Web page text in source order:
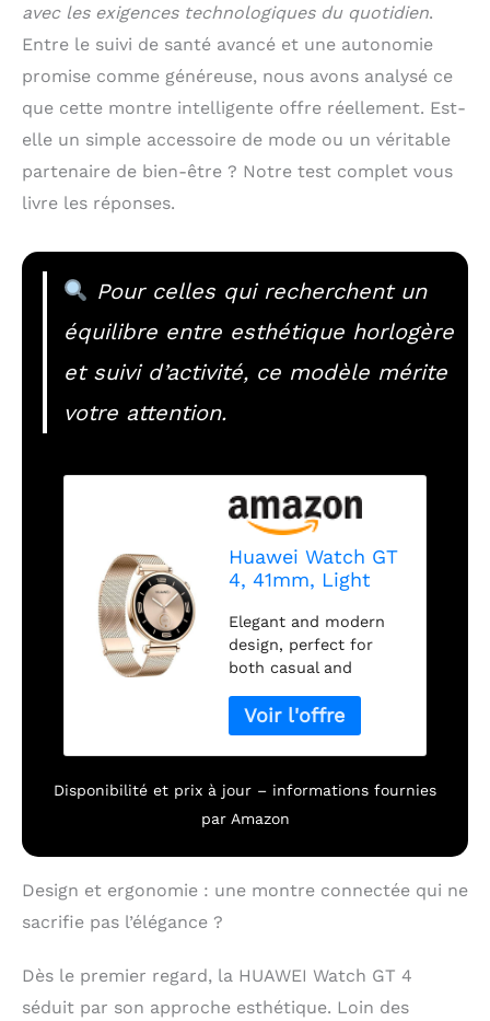
avec les exigences technologiques du quotidien.
Entre le suivi de santé avancé et une autonomie
promise comme généreuse, nous avons analysé ce
que cette montre intelligente offre réellement. Est-
elle un simple accessoire de mode ou un véritable
partenaire de bien-être ? Notre test complet vous
livre les réponses.
Pour celles qui recherchent un
équilibre entre esthétique horlogère
et suivi d’activité, ce modèle mérite
votre attention.
Huawei Watch GT
4, 41mm, Light
Elegant and modern
design, perfect for
both casual and
lightweight for all-day
comfort on the wrist
Sophisticated
craftsmanship that
functionality
Disponibilité et prix à jour – informations fournies
par Amazon
Design et ergonomie : une montre connectée qui ne
sacrifie pas l’élégance ?
Dès le premier regard, la HUAWEI Watch GT 4
séduit par son approche esthétique. Loin des